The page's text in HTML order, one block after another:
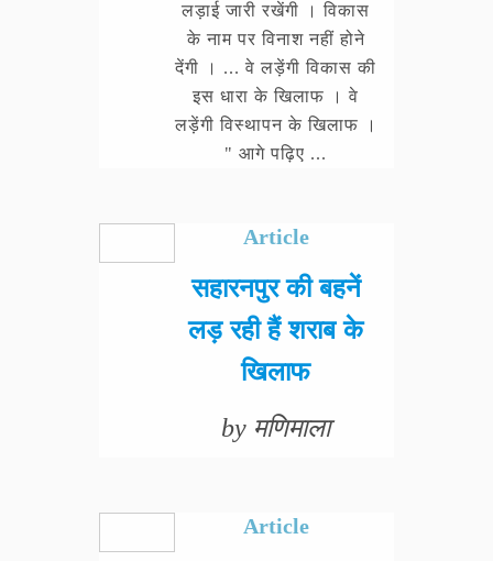
लड़ाई जारी रखेंगी । विकास
के नाम पर विनाश नहीं होने
देंगी । ... वे लड़ेंगी विकास की
इस धारा के खिलाफ । वे
लड़ेंगी विस्थापन के खिलाफ ।
" आगे पढ़िए ...
Article
सहारनपुर की बहनें
लड़ रही हैं शराब के
खिलाफ
by मणिमाला
Article